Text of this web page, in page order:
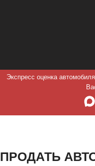
Экспресс оценка
ПРОДАТЬ